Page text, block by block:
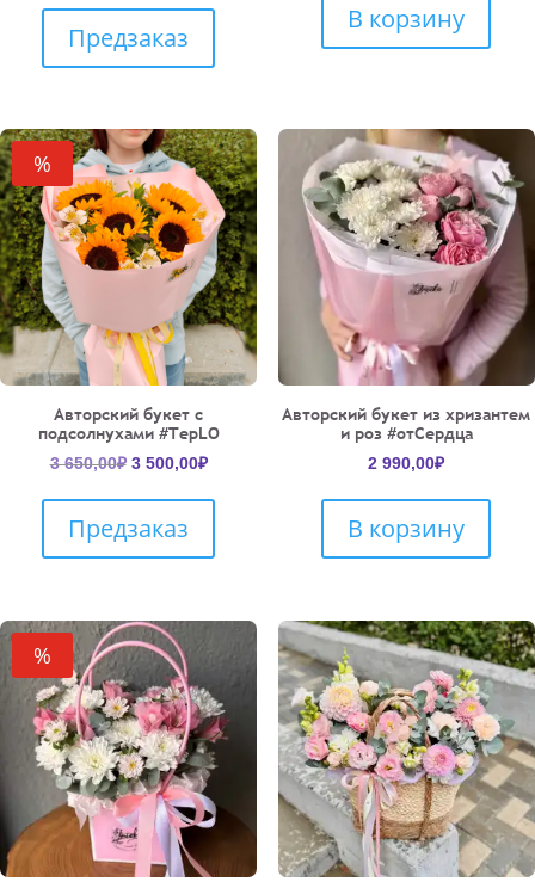
4
200,00₽.
Предзаказ
2
590,00₽.
В корзину
%
Авторский букет с
подсолнухами #TepLO
3 650,00₽ Первоначальная
3
650,00₽.
3 500,00₽Текущая
Предзаказ
Авторский букет из хризантем
и роз #отСердца
2 990,00₽
В корзину
%